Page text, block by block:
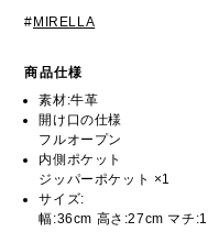
# MIRELLA
商品仕様
素材:牛革
開け口の仕様
フルオープン
内側ポケット
ジッパーポケット ×1
サイズ:
幅:36cm 高さ:27cm マチ